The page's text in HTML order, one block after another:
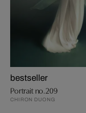
bestseller
Portrait no.209
CHIRON DUONG